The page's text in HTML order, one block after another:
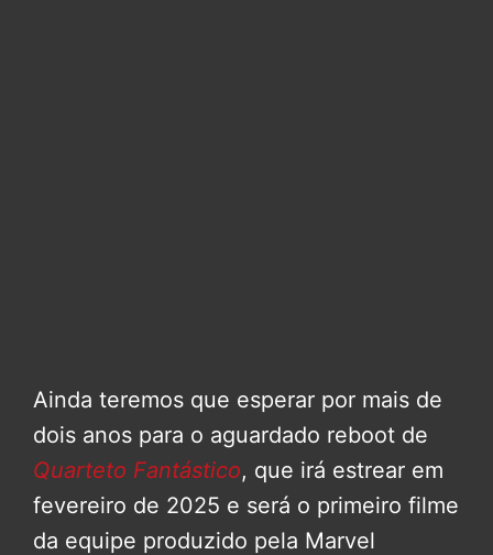
Ainda teremos que esperar por mais de
dois anos para o aguardado reboot de
Quarteto Fantástico, que irá estrear em
fevereiro de 2025 e será o primeiro filme
da equipe produzido pela Marvel